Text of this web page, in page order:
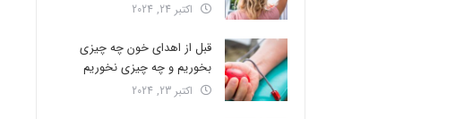
اکتبر 24, 2024
قبل از اهدای خون چه چیزی
بخوریم و چه چیزی نخوریم
اکتبر 23, 2024